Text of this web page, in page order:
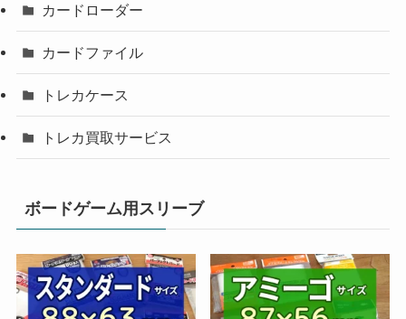
カードローダー
カードファイル
トレカケース
トレカ買取サービス
ボードゲーム用スリーブ